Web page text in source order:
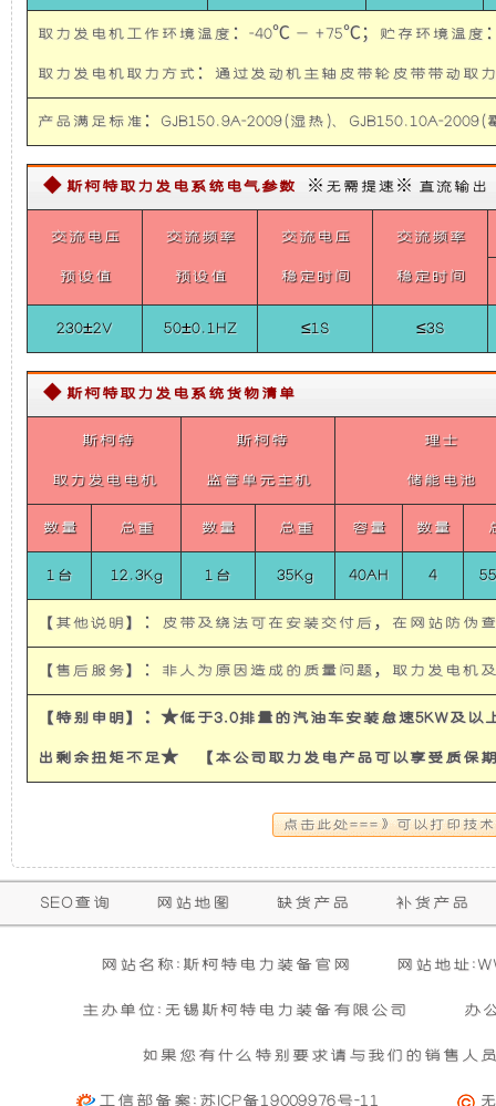
能
稳
定，
护
方
便，
所
电
基
上
增
了
装
置，
使
隔
音
和
系
统
5KW
Belt
Power
System
For
DADAO
(JX4D23A6L)
取力发电机工作环境温度：-40℃ — +75℃；贮存环境温
取力发电机取力方式：通过发动机主轴皮带轮皮带
产品满足标准：GJB150.9A-2009(湿热)、GJB150.10A-
◆ 斯柯特取力发电系统电气参数 ※无需提速※ 直流输出
交流电压
预设值
交流频率
预设值
交流电压
稳定时间
交流频率
稳定时间
230±2V 50±0.1HZ ≤1S ≤3S
◆ 斯柯特取力发电系统货物清单
斯柯特
取力发电电机
斯柯特
监管单元主机
理士
储能电池
数量 总重 数量 总重 容量 数量
1台 12.3Kg 1台 35Kg 40AH 4
【其他说明】：皮带及绕法可在安装交付后，在网站防
【售后服务】：非人为原因造成的质量问题，取力发电机
【特别申明】：★低于3.0排量的汽油车安装怠速5KW及
出剩余扭矩不足★ 【本公司取力发电产品可以享受质保
购买本公司产品达到规定金额可获增三滤
活动时间 : 从2026年01月01日 0点0分 2026年12月
购买公司产品，运费减免优惠方案政策
活动时间 : 从2023年12月20日 0点0分到 2030年12月
零担运输（运费到付）
所需时间 : 3-4 天 [ 国内 ]
修
SEO查询 网站地图 缺货产品 补货产品
网站名称:斯柯特电力装备官网 网站地址
主办单位:无锡斯柯特电力装备有限公司 办
如果您有什么特别要求请与我们的销售人
工信部备案:苏ICP备19009976号-11